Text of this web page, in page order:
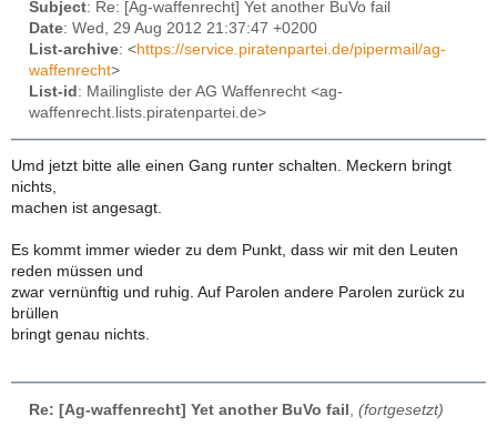
Subject: Re: [Ag-waffenrecht] Yet another BuVo fail
Date: Wed, 29 Aug 2012 21:37:47 +0200
List-archive: <https://service.piratenpartei.de/pipermail/ag-
waffenrecht>
List-id : Mailingliste der AG Waffenrecht <ag-
waffenrecht.lists.piratenpartei.de>
Umd jetzt bitte alle einen Gang runter schalten. Meckern bringt
nichts,
machen ist angesagt.
Es kommt immer wieder zu dem Punkt, dass wir mit den Leuten
reden müssen und
zwar vernünftig und ruhig. Auf Parolen andere Parolen zurück zu
brüllen
bringt genau nichts.
Re: [Ag-waffenrecht] Yet another BuVo fail (fortgesetzt)